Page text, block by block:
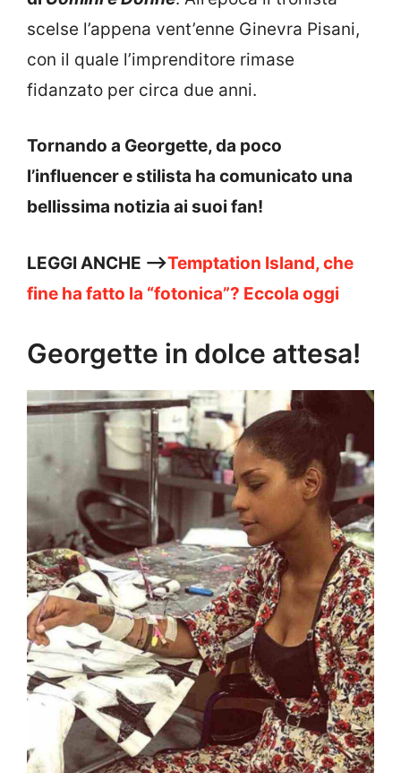
scelse l’appena vent’enne Ginevra Pisani,
con il quale l’imprenditore rimase
fidanzato per circa due anni.
Tornando a Georgette, da poco
l’influencer e stilista ha comunicato una
bellissima notizia ai suoi fan!
LEGGI ANCHE —>Temptation Island, che
fine ha fatto la “fotonica”? Eccola oggi
Georgette in dolce attesa!